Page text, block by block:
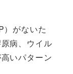
）がないた
原病、ウイル
いパターン